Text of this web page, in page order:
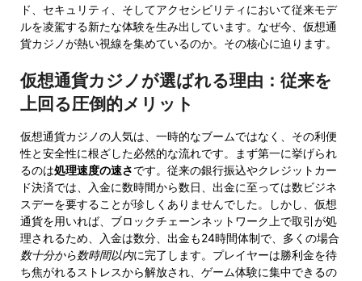
ド、セキュリティ、そしてアクセシビリティにおいて従来モデ
ルを凌駕する新たな体験を生み出しています。なぜ今、仮想通
貨カジノが熱い視線を集めているのか。その核心に迫ります。
仮想通貨カジノが選ばれる理由：従来を
上回る圧倒的メリット
仮想通貨カジノの人気は、一時的なブームではなく、その利便
性と安全性に根ざした必然的な流れです。まず第一に挙げられ
るのは処理速度の速さです。従来の銀行振込やクレジットカー
ド決済では、入金に数時間から数日、出金に至っては数ビジネ
スデーを要することが珍しくありませんでした。しかし、仮想
通貨を用いれば、ブロックチェーンネットワーク上で取引が処
理されるため、入金は数分、出金も24時間体制で、多くの場合
数十分から数時間以内に完了します。プレイヤーは勝利金を待
ち焦がれるストレスから解放され、ゲーム体験に集中できるの